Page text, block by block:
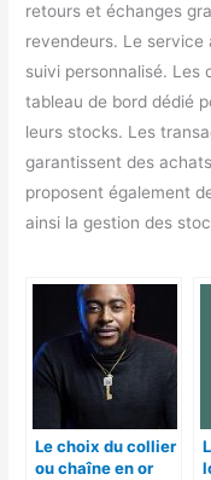
retours et échanges
revendeurs. Le service
suivi personnalisé. Les
tableau de bord dédié
leurs stocks. Les
garantissent des
proposent également
ainsi la gestion des
Le choix du collier
ou chaîne en or